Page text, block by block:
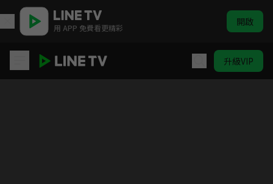
用 APP 免費看更精彩 開啟
升級VIP